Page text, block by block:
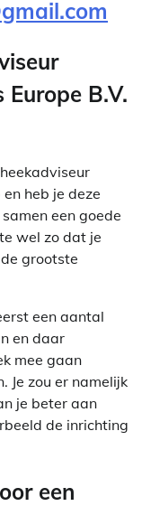
B.V.
heb je deze
een goede
wel zo dat je
grootste
een aantal
en daar
mee gaan
Je zou er namelijk
je beter aan
de inrichting
een